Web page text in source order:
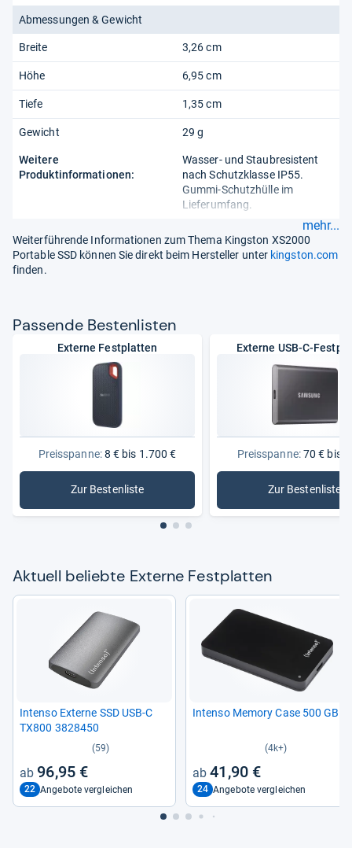
Abmessungen & Gewicht
Breite 3,26 cm
Höhe 6,95 cm
Tiefe 1,35 cm
Gewicht 29 g
Weitere
Produktinformationen:
Wasser- und Staubresistent
nach Schutzklasse IP55.
Gummi-Schutzhülle im
Lieferumfang.
mehr...
Weiterführende Informationen zum Thema Kingston XS2000
Portable SSD können Sie direkt beim Hersteller unter kingston.com
finden.
Pas­sende Bes­ten­lis­ten
Externe Festplatten
Preisspanne:8 € bis 1.700 €
Zur Bestenliste: Externe Festplatten
Externe USB-C-
Preisspanne:70 € bis
Zur Bestenliste
: Externe
Aktu­ell beliebte Externe Fest­plat­ten
Intenso Externe SSD USB-​C
TX800 3828450
(59)
96,95 €
22 Angebote vergleichen
Intenso Memory Case 500 GB
(4k+)
41,90 €
24 Angebote vergleichen